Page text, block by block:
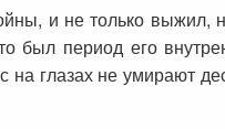
и не только выжил,
был период его
глазах не умирают